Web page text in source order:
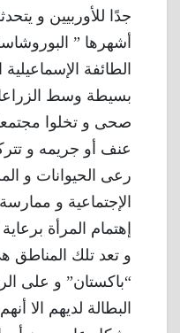
جدًا للأوربيين و
أشهرها ”
الطائفة
بسيطة وسط
صحى و تخلوا
عنف أو جريمه و
رعى الحيوانات و
الإجتماعية و
إهتمام المرأة
و تعد تلك المناطق
“باكستان” و على
البطالة لديهم الا